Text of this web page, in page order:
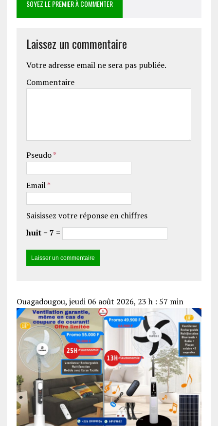
SOYEZ LE PREMIER À COMMENTER
Laissez un commentaire
Votre adresse email ne sera pas publiée.
Commentaire
Pseudo*
Email*
Saisissez votre réponse en chiffres
huit − 7 =
Ouagadougou, jeudi 06 août 2026, 23 h : 57 min